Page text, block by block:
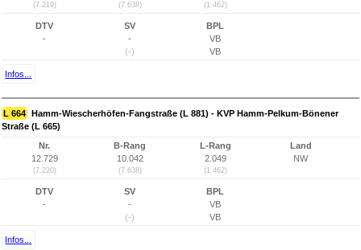
(7.219) (7.638) (1.462)
DTV
-
SV
-
(-)
BPL
VB
VB
Infos...
L 664 Hamm-Wiescherhöfen-Fangstraße (L 881) - KVP Hamm-Pelkum-Bönener
Straße (L 665)
Nr.
12.729
(7.220)
B-Rang
10.042
(7.638)
L-Rang
2.049
(1.462)
Land
NW
DTV
-
SV
-
(-)
BPL
VB
VB
Infos...